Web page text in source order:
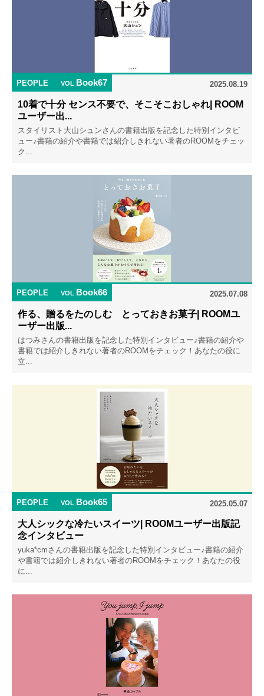
PEOPLE VOL Book67 2025.08.19
10着で十分 センス不要で、そこそこおしゃれ| ROOM
ユーザー出...
スタイリスト大山シュンさんの書籍出版を記念した特別インタビ
ュー♪書籍の紹介や書籍では紹介しきれない著者のROOMをチェッ
ク...
PEOPLE VOL Book66 2025.07.08
作る、贈るをたのしむ とっておきお菓子| ROOMユ
ーザー出版...
はつみさんの書籍出版を記念した特別インタビュー♪書籍の紹介や
書籍では紹介しきれない著者のROOMをチェック！あなたの役に
立...
PEOPLE VOL Book65 2025.05.07
大人シックな冷たいスイーツ| ROOMユーザー出版記
念インタビュー
yuka*cmさんの書籍出版を記念した特別インタビュー♪書籍の紹介
や書籍では紹介しきれない著者のROOMをチェック！あなたの役
に...